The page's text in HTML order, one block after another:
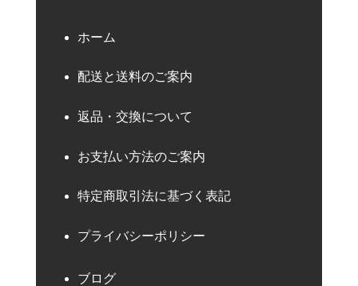
ホーム
配送と送料のご案内
返品・交換について
お支払い方法のご案内
特定商取引法に基づく表記
プライバシーポリシー
ブログ